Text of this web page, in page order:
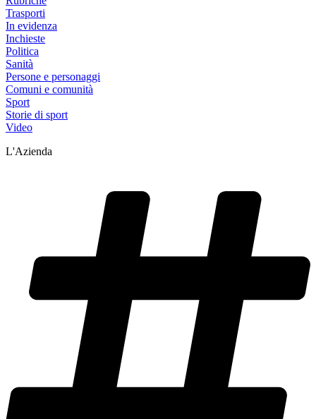
Trasporti
In evidenza
Inchieste
Politica
Sanità
Persone e personaggi
Comuni e comunità
Sport
Storie di sport
Video
L'Azienda